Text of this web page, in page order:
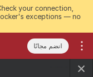
your connection,
exceptions — no
انضم مجانًا